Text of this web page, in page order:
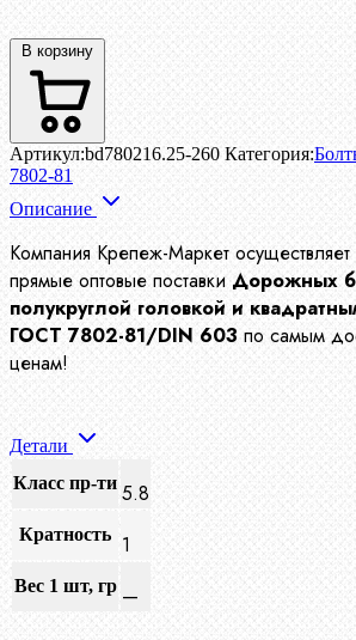
В корзину
Артикул:bd780216.25-260 Категория:
7802-81
Описание
Компания Крепеж-Маркет осуществляет
прямые оптовые поставки Дорожных
полукруглой головкой и
ГОСТ 7802-81/DIN 603 по самым
ценам!
Детали
Класс пр-ти 5.8
Кратность 1
Вес 1 шт, гр —